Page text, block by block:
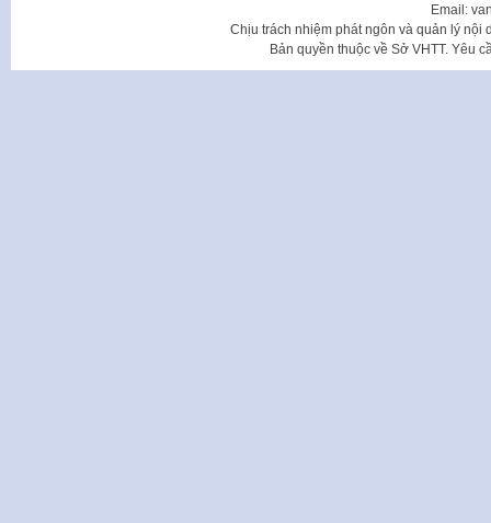
Email:
Chịu trách nhiệm phát ngôn và quản lý nội
Bản quyền thuộc về Sở VHTT. Yêu